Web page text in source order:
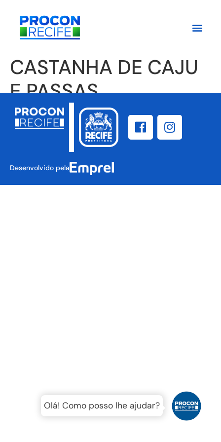
CASTANHA DE CAJU
E PASSAS
Desenvolvido pela
Olá! Como posso lhe ajudar?